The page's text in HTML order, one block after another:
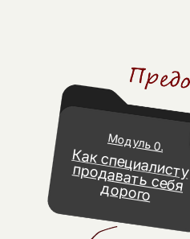
Как специалисту
продавать себя дорого
Модуль 0.